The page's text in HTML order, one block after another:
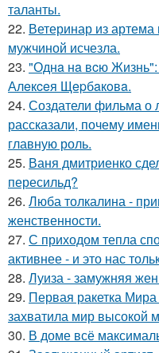
таланты.
22. Ветеринар из
мужчиной исчезла.
23. "Однa нa вcю
Алeкceя Щepбaкoвa.
24. Создатели фильма о
рассказали, почему
главную роль.
25. Ваня дмитриенко
пересильд?
26. Люба толкалина -
женственности.
27. С приходом тепла
активнее - и это нас
28. Луиза - замужняя
29. Первая ракетка
захватила мир высокой
30. В доме всё